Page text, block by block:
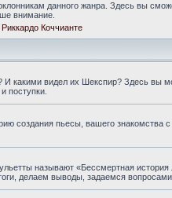
данного жанра. Здесь вы
внимание.
Коччианте
И какими видел их Шекспир? Здесь вы
поступки.
создания пьесы, вашего знакомства
называют «Бессмертная
делаем выводы, задаемся